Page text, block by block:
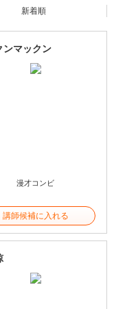
新着順
ンマックン
漫才コンビ
講師候補に入れる